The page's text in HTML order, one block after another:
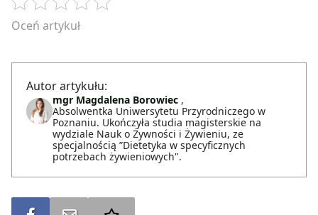
Oceń artykuł
Autor artykułu:
mgr Magdalena Borowiec ,
Absolwentka Uniwersytetu Przyrodniczego w
Poznaniu. Ukończyła studia magisterskie na
wydziale Nauk o Żywności i Żywieniu, ze
specjalnością ”Dietetyka w specyficznych
potrzebach żywieniowych".